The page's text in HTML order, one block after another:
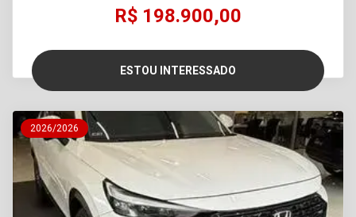
R$ 198.900,00
ESTOU INTERESSADO
2026/2026